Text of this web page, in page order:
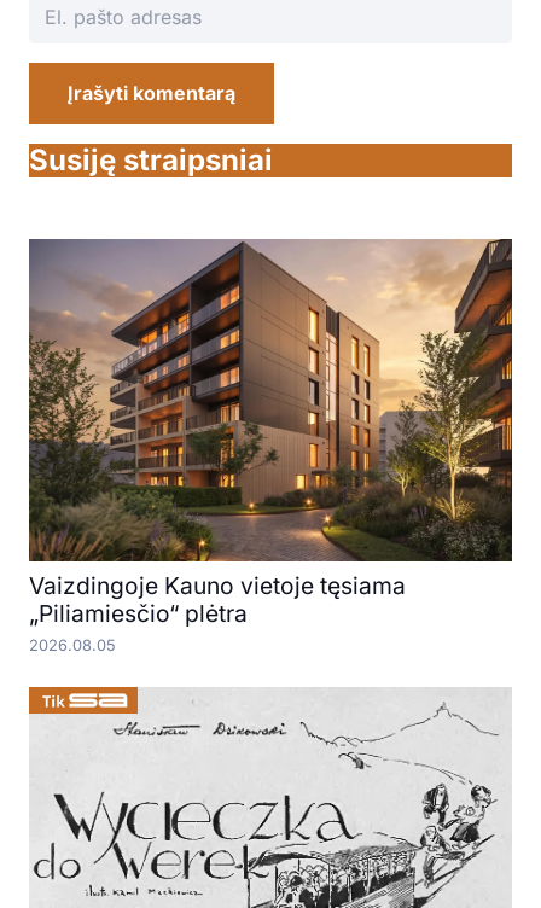
Įrašyti komentarą
Susiję straipsniai
Vaizdingoje Kauno vietoje tęsiama
„Piliamiesčio“ plėtra
2026.08.05